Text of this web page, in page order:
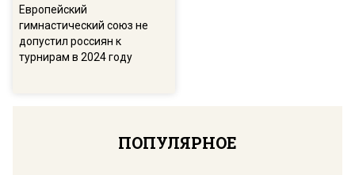
Европейский
гимнастический союз не
допустил россиян к
турнирам в 2024 году
ПОПУЛЯРНОЕ